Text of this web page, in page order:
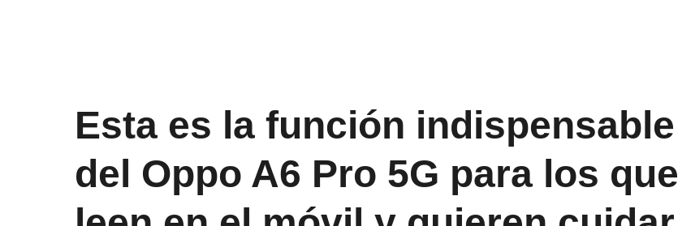
Esta es la función indispensable
del Oppo A6 Pro 5G para los que